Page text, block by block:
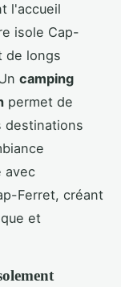
l'accueil
isole Cap-
de longs
camping
permet de
destinations
avec
Ferret, créant
et